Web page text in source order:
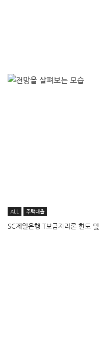
ALL 주택대출
SC제일은행 T보금자리론 한도 및